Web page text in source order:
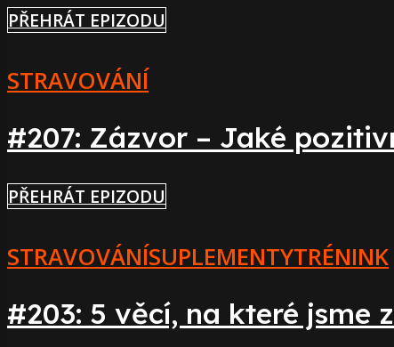
PŘEHRÁT EPIZODU
STRAVOVÁNÍ
#207: Zázvor – Jaké
PŘEHRÁT EPIZODU
STRAVOVÁNÍSUPLEMENTYTRÉNINK
#203: 5 věcí, na které jsme